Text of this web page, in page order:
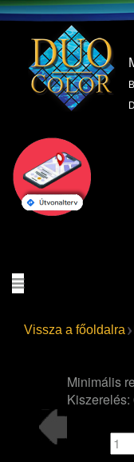
Vissza a főoldalra
Minimális
Kiszerelés: